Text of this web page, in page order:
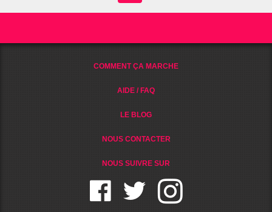
en
COMMENT ÇA MARCHE
AIDE / FAQ
LE BLOG
NOUS CONTACTER
NOUS SUIVRE SUR